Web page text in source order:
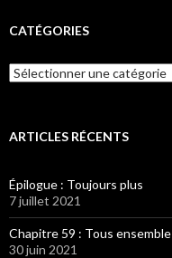
CATÉGORIES
Catégories
ARTICLES RÉCENTS
Épilogue : Toujours plus
7 juillet 2021
Chapitre 59 : Tous ensemble
30 juin 2021